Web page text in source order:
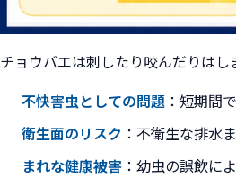
チョウバエは刺したり咬んだりは
不快害虫としての問題 ：短期間
衛生面のリスク ：不衛生な排水
まれな健康被害 ：幼虫の誤飲に